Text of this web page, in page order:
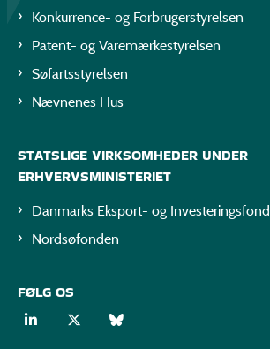
Konkurrence- og Forbrugerstyrelsen
Patent- og Varemærkestyrelsen
Søfartsstyrelsen
Nævnenes Hus
STATSLIGE VIRKSOMHEDER UNDER
ERHVERVSMINISTERIET
Danmarks Eksport- og Investeringsfond
Nordsøfonden
FØLG OS